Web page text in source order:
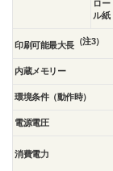
ロー
ル紙
印刷可能最大長 （注3）
内蔵メモリー
環境条件（動作時）
電源電圧
消費電力